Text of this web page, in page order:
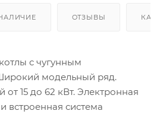
ОТЗЫВЫ КАК
с чугунным
модельный ряд.
15 до 62 кВт. Электронная
встроенная система